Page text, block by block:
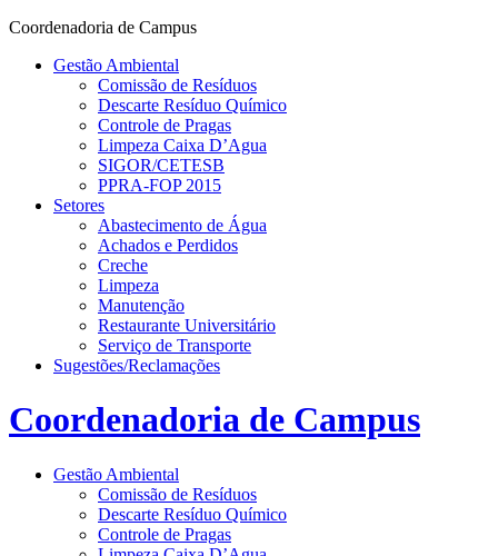
Coordenadoria de Campus
Gestão Ambiental
Comissão de Resíduos
Descarte Resíduo Químico
Controle de Pragas
Limpeza Caixa D’Agua
SIGOR/CETESB
PPRA-FOP 2015
Setores
Abastecimento de Água
Achados e Perdidos
Creche
Limpeza
Manutenção
Restaurante Universitário
Serviço de Transporte
Sugestões/Reclamações
Coordenadoria de Campus
Gestão Ambiental
Comissão de Resíduos
Descarte Resíduo Químico
Controle de Pragas